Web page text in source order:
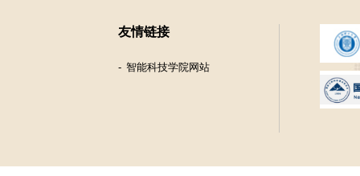
友情链接
智能科技学院网站